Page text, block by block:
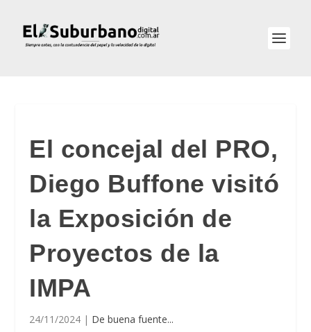
El concejal del PRO,
Diego Buffone visitó
la Exposición de
Proyectos de la
IMPA
24/11/2024 | De buena fuente...